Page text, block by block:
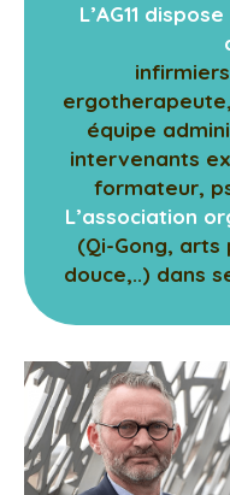
L’AG11
équipe
intervenants
formateur,
L’association
(Qi-Gong,
douce,..) dans